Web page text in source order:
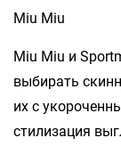
Miu Miu
Miu Miu и
выбирать
их с
стилизация